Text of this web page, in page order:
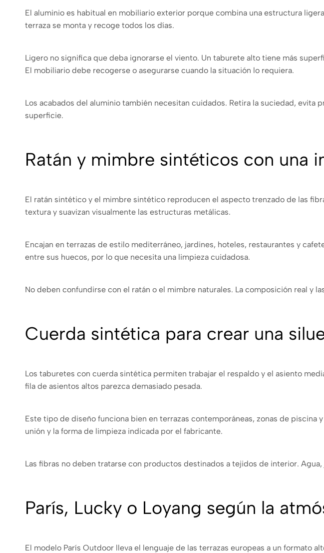
El aluminio es habitual en mobiliario exterior porque combina una estructura
terraza se monta y recoge todos los días.
Ligero no significa que deba ignorarse el viento. Un taburete alto tiene más
El mobiliario debe recogerse o asegurarse cuando la situación lo requiera.
Los acabados del aluminio también necesitan cuidados. Retira la suciedad,
superficie.
Ratán y mimbre sintéticos con una
El ratán sintético y el mimbre sintético reproducen el aspecto trenzado de las
textura y suavizan visualmente las estructuras metálicas.
Encajan en terrazas de estilo mediterráneo, jardines, hoteles, restaurantes y
entre sus huecos, por lo que necesita una limpieza cuidadosa.
No deben confundirse con el ratán o el mimbre naturales. La composición real y
Cuerda sintética para crear una
Los taburetes con cuerda sintética permiten trabajar el respaldo y el asiento
fila de asientos altos parezca demasiado pesada.
Este tipo de diseño funciona bien en terrazas contemporáneas, zonas de
unión y la forma de limpieza indicada por el fabricante.
Las fibras no deben tratarse con productos destinados a tejidos de interior.
París, Lucky o Loyang según la
El modelo París Outdoor lleva el lenguaje de las terrazas europeas a un formato